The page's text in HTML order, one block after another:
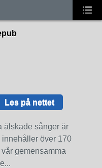
Les på nettet
älskade sånger är
över 170
gemensamma